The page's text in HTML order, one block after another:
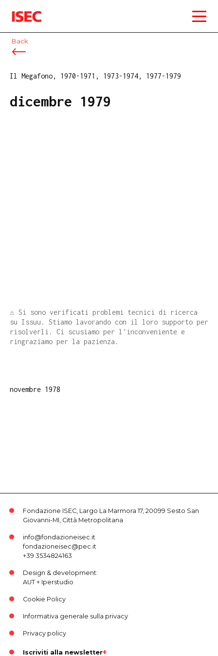
ISEC
Back
Il Megafono, 1970-1971, 1973-1974, 1977-1979
dicembre 1979
⚠️ Si sono verificati problemi tecnici di ricerca
su Issuu. Stiamo lavorando con il loro supporto per
risolverli. Ci scusiamo per l'inconveniente e
ringraziamo per la pazienza.
novembre 1978
Fondazione ISEC, Largo La Marmora 17, 20099 Sesto San
Giovanni-MI, Città Metropolitana
info@fondazioneisec.it
fondazioneisec@pec.it
+39 3534824163
Design & development:
AUT+ Iperstudio
Cookie Policy
Informativa generale sulla privacy
Privacy policy
Iscriviti alla newsletter